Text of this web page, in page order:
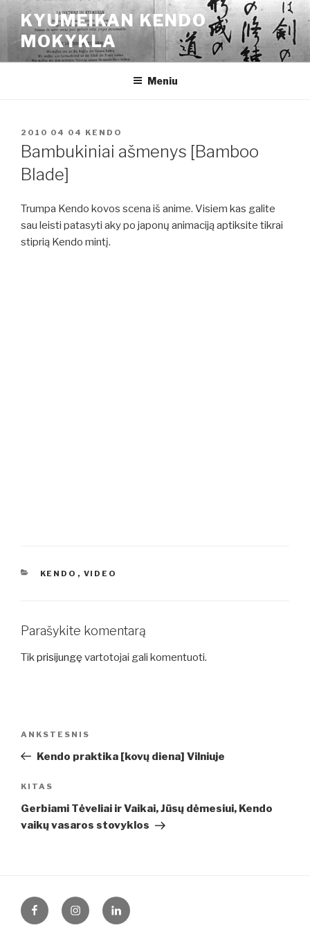
Eiti
prie
turinio
KYUMEIKAN KENDO
MOKYKLA
Meniu
PASKELBTA
2010 04 04 KENDO
Bambukiniai ašmenys [Bamboo
Blade]
Trumpa Kendo kovos scena iš anime. Visiem kas galite
sau leisti patasyti aky po japonų animaciją aptiksite tikrai
stiprią Kendo mintį.
KATEGORIJOS
KENDO , VIDEO
Parašykite komentarą
Tikprisijungę vartotojai gali komentuoti.
įrašų
Ankstesnis
įrašas
ANKSTESNIS
Kendo praktika [kovų diena] Vilniuje
Kitas
įrašas
KITAS
Gerbiami Tėveliai ir Vaikai, Jūsų dėmesiui, Kendo
vaikų vasaros stovyklos
FacebookInstagramLinkedIn